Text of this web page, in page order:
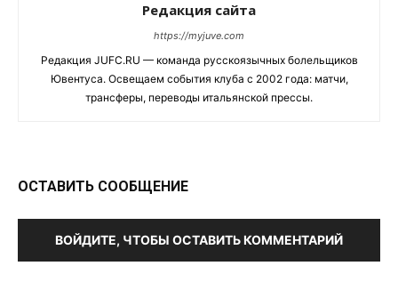
Редакция сайта
https://myjuve.com
Редакция JUFC.RU — команда русскоязычных болельщиков
Ювентуса. Освещаем события клуба с 2002 года: матчи,
трансферы, переводы итальянской прессы.
ОСТАВИТЬ СООБЩЕНИЕ
ВОЙДИТЕ, ЧТОБЫ ОСТАВИТЬ КОММЕНТАРИЙ